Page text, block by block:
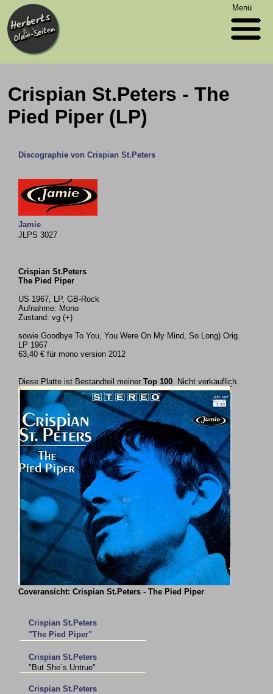
Menü
Crispian St.Peters - The
Pied Piper (LP)
Discographie von Crispian St.Peters
Jamie
JLPS 3027
Crispian St.Peters
The Pied Piper
US 1967, LP, GB-Rock
Aufnahme: Mono
Zustand: vg (+)
sowie Goodbye To You, You Were On My Mind, So Long) Orig.
LP 1967
63,40 € für mono version 2012
Diese Platte ist Bestandteil meinerTop 100. Nicht verkäuflich.
Coveransicht: Crispian St.Peters - The Pied Piper
Crispian St.Peters
"The Pied Piper"
Crispian St.Peters
"But She´s Untrue"
Crispian St.Peters